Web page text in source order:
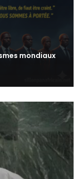
mondiaux